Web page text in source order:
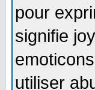
pour
signifie
utiliser